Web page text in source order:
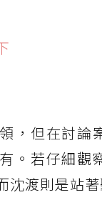
，但在討論
。若仔細觀
沈渡則是站著